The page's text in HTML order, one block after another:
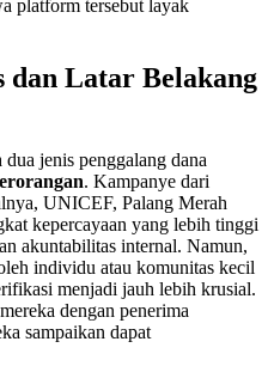
platform tersebut layak
dan Latar Belakang
jenis penggalang dana
. Kampanye dari
UNICEF, Palang Merah
kepercayaan yang lebih tinggi
akuntabilitas internal. Namun,
individu atau komunitas kecil
menjadi jauh lebih krusial.
dengan penerima
sampaikan dapat